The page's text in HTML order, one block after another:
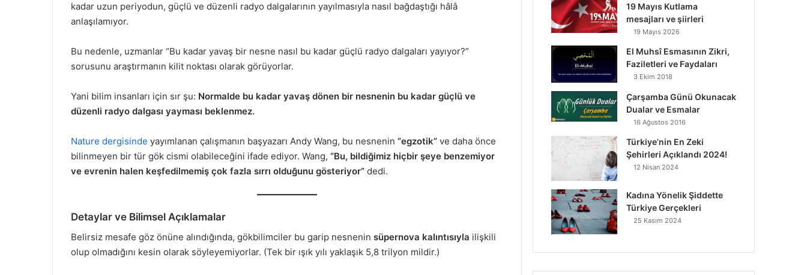
kadar uzun periyodun, güçlü ve düzenli radyo dalgalarının yayılmasıyla nasıl bağdaştığı hâlâ
anlaşılamıyor.
Bu nedenle, uzmanlar “Bu kadar yavaş bir nesne nasıl bu kadar güçlü radyo dalgaları yayıyor?”
sorusunu araştırmanın kilit noktası olarak görüyorlar.
Yani bilim insanları için sır şu: Normalde bu kadar yavaş dönen bir nesnenin bu kadar güçlü ve
düzenli radyo dalgası yayması beklenmez.
Nature dergisinde yayımlanan çalışmanın başyazarı Andy Wang, bu nesnenin “egzotik” ve daha önce
bilinmeyen bir tür gök cismi olabileceğini ifade ediyor. Wang, “Bu, bildiğimiz hiçbir şeye benzemiyor
ve evrenin halen keşfedilmemiş çok fazla sırrı olduğunu gösteriyor” dedi.
Detaylar ve Bilimsel Açıklamalar
Belirsiz mesafe göz önüne alındığında, gökbilimciler bu garip nesnenin süpernova kalıntısıyla ilişkili
olup olmadığını kesin olarak söyleyemiyorlar. (Tek bir ışık yılı yaklaşık 5,8 trilyon mildir.)
19 Mayıs Kutlama
mesajları ve şiirleri
19 Mayıs 2026
El Muhsî Esmasının Zikri,
Faziletleri ve Faydaları
3 Ekim 2018
Çarşamba Günü Okunacak
Dualar ve Esmalar
16 Ağustos 2016
Türkiye’nin En Zeki
Şehirleri Açıklandı 2024!
12 Nisan 2024
Kadına Yönelik Şiddette
Türkiye Gerçekleri
25 Kasım 2024